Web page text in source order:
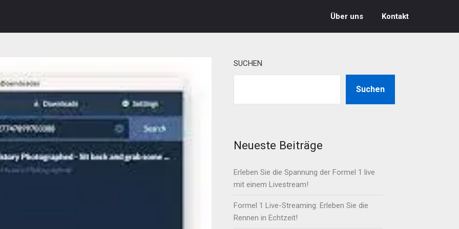
Über uns Kontakt
SUCHEN
Suchen
Neueste Beiträge
Erleben Sie die Spannung der Formel 1 live
mit einem Livestream!
Formel 1 Live-Streaming: Erleben Sie die
Rennen in Echtzeit!